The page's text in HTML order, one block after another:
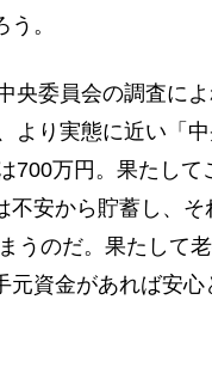
。
央委員会の調査に
より実態に近い「
700万円。果たし
不安から貯蓄し、
うのだ。果たして
元資金があれば安